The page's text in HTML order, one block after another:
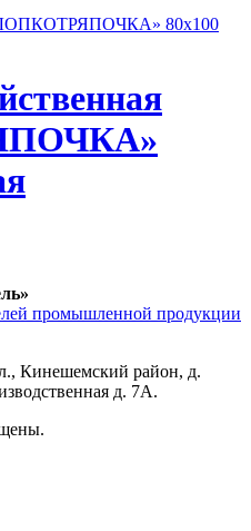
промышленной продукции
Кинешемский район, д.
д. 7А.